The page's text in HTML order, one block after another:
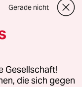
für Genehmigungen
Gerade nicht
Gesellschaft!
die sich gegen